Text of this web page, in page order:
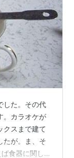
した。その代
。カラオケが
クスまで建て
たが。ま、そ
食器に関して